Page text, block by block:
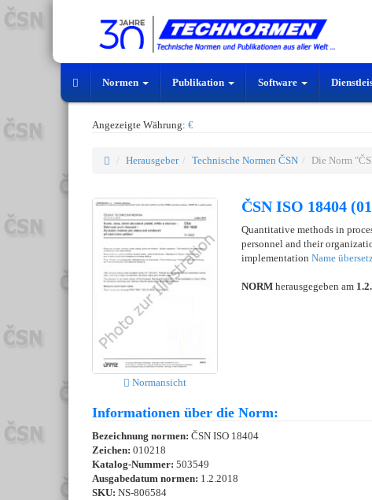
Normen Publikation Software
Angezeigte Währung: €
Herausgeber Technische Normen ČSN Die Norm
Normansicht
ČSN ISO 18404
Quantitative methods in
personnel and their
implementation Name
NORM herausgegeben am
Informationen über die Norm:
Bezeichnung normen: ČSN ISO 18404
Zeichen: 010218
Katalog-Nummer: 503549
Ausgabedatum normen: 1.2.2018
SKU: NS-806584